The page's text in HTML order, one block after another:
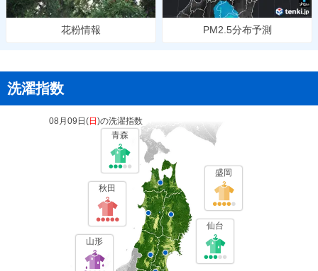
花粉情報 PM2.5分布予測
洗濯指数
08月09日(日)の洗濯指数
青森
盛岡
仙台
秋田
山形